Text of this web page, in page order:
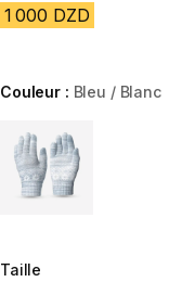
1 000 DZD
Couleur : Bleu / Blanc
Choose a variant
Taille